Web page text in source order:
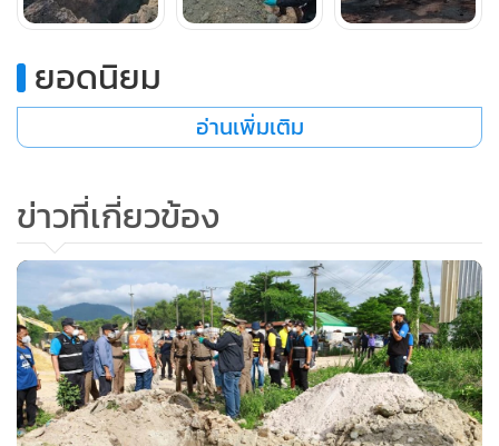
“ทั้งหมดได้มีการสืบสวนขยายผลใน 2 ส่วน คือในเรื่องกฎหมาย
สิ่งแวดล้อม และคดีอาญา รวมทั้งคดีเพลิงไหม้ที่ อ.ภาชี และที่
อ.บ้านค่าย จ.ระยอง ซึ่งเชื่อว่าเป็นการกระทำโดยเจตนาวางเพลิง
หรือเป็นเหตุความประมาท แต่สิ่งที่พบคือ ผู้ต้องสงสัยได้มีการ
เอากากสารพิษที่ไปประมูลมา โดยไม่ได้มีเจตนากำจัดสารพิษ
และใช้วิธีเช่าโรงงานในพื้นที่ต่างๆ เพื่อนำสารพิษไปทิ้งทั้งใน
ยอดนิยม
อ่านเพิ่มเติม
ข่าวที่เกี่ยวข้อง